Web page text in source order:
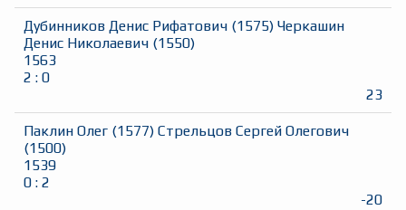
Дубинников Денис Рифатович (1575) Черкашин
Денис Николаевич (1550)
1563
2 : 0
23
Паклин Олег (1577) Стрельцов Сергей Олегович
(1500)
1539
0 : 2
-20